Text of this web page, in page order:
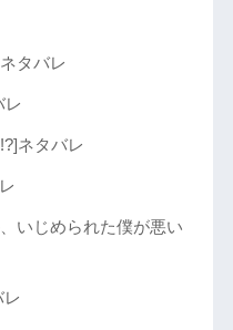
タバレ
レ
ネタバレ
いじめられた僕が悪い